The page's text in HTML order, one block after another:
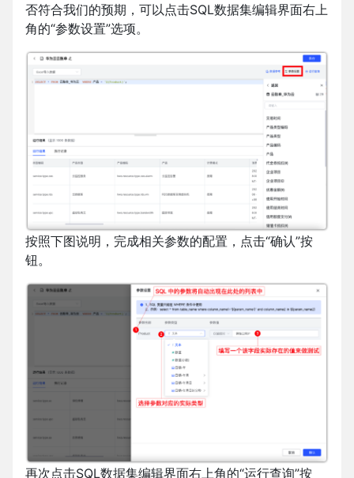
否符合我们的预期，可以点击SQL数据集编辑界面右上
角的“参数设置”选项。
按照下图说明，完成相关参数的配置，点击“确认”按
钮。
再次点击SQL数据集编辑界面右上角的“运行查询”按